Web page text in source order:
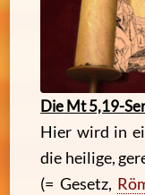
DieMt 5,19-
Hier wird in
die heilige,
(= Gesetz,